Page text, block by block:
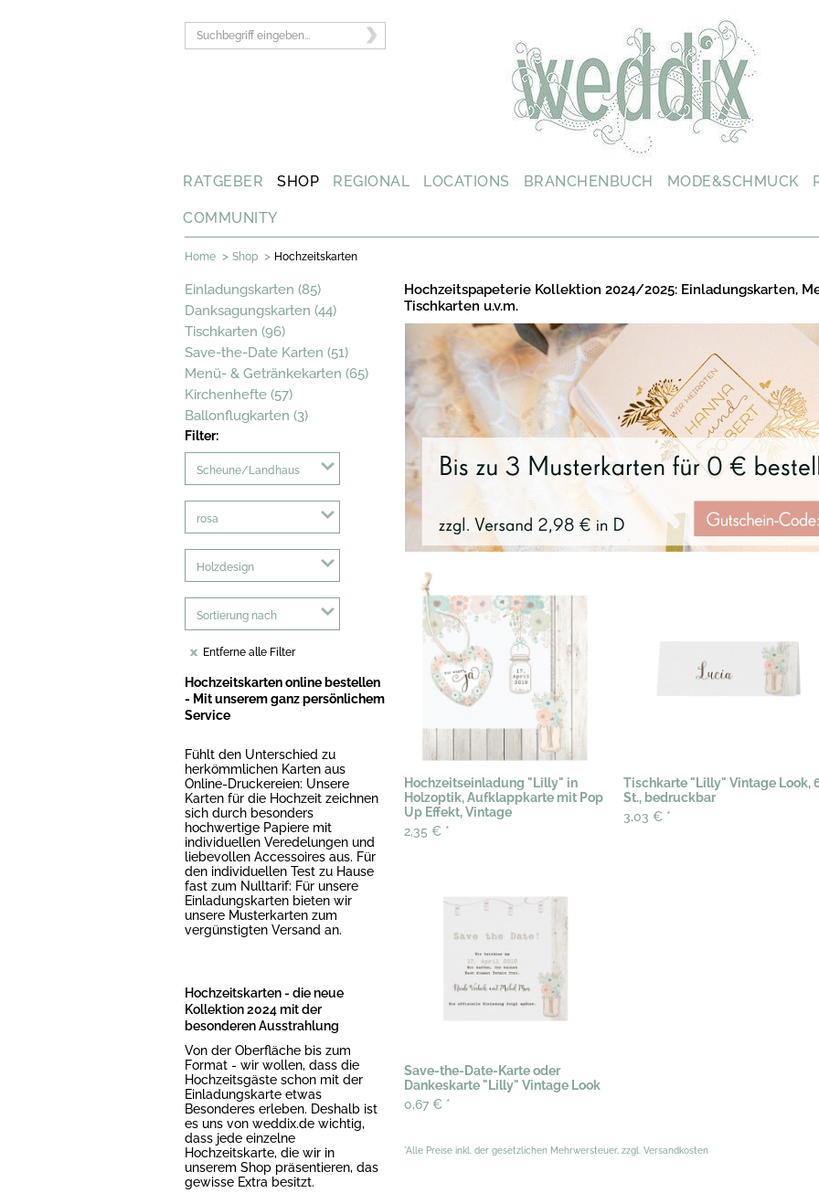
RATGEBER SHOP REGIONAL LOCATIONS BRANCHENBUCH MODE&SCHMUCK
COMMUNITY
Home > Shop > Hochzeitskarten
Einladungskarten (85)
Danksagungskarten (44)
Tischkarten (96)
Save-the-Date Karten (51)
Menü- & Getränkekarten (65)
Kirchenhefte (57)
Ballonflugkarten (3)
Filter:
Scheune/Landhaus
rosa
Holzdesign
Sortierung nach
Entferne alle Filter
Hochzeitskarten online bestellen
- Mit unserem ganz persönlichem
Service
Fühlt den Unterschied zu
herkömmlichen Karten aus
Online-Druckereien: Unsere
Karten für die Hochzeit zeichnen
sich durch besonders
hochwertige Papiere mit
individuellen Veredelungen und
liebevollen Accessoires aus. Für
den individuellen Test zu Hause
fast zum Nulltarif: Für unsere
Einladungskarten bieten wir
unsere Musterkarten zum
vergünstigten Versand an.
Hochzeitskarten - die neue
Kollektion 2024 mit der
besonderen Ausstrahlung
Von der Oberfläche bis zum
Format - wir wollen, dass die
Hochzeitsgäste schon mit der
Einladungskarte etwas
Besonderes erleben. Deshalb ist
es uns von weddix.de wichtig,
dass jede einzelne
Hochzeitskarte, die wir in
unserem Shop präsentieren, das
gewisse Extra besitzt.
Hochzeitspapeterie Kollektion 2024/2025: Einladungskarten,
Tischkarten u.v.m.
Hochzeitseinladung "Lilly" in
Holzoptik, Aufklappkarte mit Pop
Up Effekt, Vintage
2,35 € *
Tischkarte "Lilly" Vintage Look,
St., bedruckbar
3,03 € *
Save-the-Date-Karte oder
Dankeskarte "Lilly" Vintage Look
0,67 € *
*Alle Preise inkl. der gesetzlichen Mehrwersteuer, zzgl. Versandkosten